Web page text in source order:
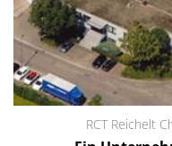
RCT Reichelt